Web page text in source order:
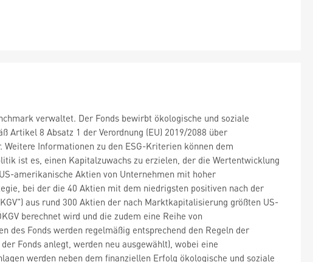
verwaltet. Der Fonds bewirbt ökologische und soziale
8 Absatz 1 der Verordnung (EU) 2019/2088 über
Informationen zu den ESG-Kriterien können dem
ist es, einen Kapitalzuwachs zu erzielen, der die Wertentwicklung
amerikanische Aktien von Unternehmen mit hoher
bei der die 40 Aktien mit dem niedrigsten positiven nach der
aus rund 300 Aktien der nach Marktkapitalisierung größten US-
berechnet wird und die zudem eine Reihe von
des Fonds werden regelmäßig entsprechend den Regeln der
Fonds anlegt, werden neu ausgewählt), wobei eine
werden neben dem finanziellen Erfolg ökologische und soziale